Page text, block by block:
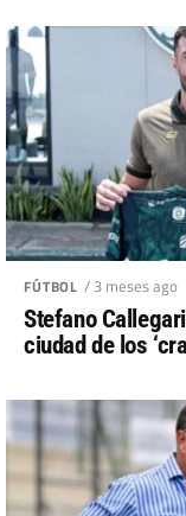
FÚTBOL / 3 meses ago
Stefano
ciudad de los